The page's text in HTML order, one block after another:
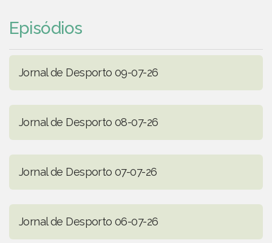
Episódios
Jornal de Desporto 09-07-26
Jornal de Desporto 08-07-26
Jornal de Desporto 07-07-26
Jornal de Desporto 06-07-26